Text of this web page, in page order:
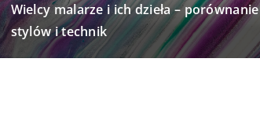
Wielcy malarze i ich dzieła – porównanie
stylów i technik